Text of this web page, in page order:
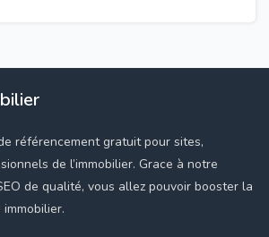
référencement gratuit pour sites,
de l’immobilier. Grace à notre
de qualité, vous allez pouvoir booster la